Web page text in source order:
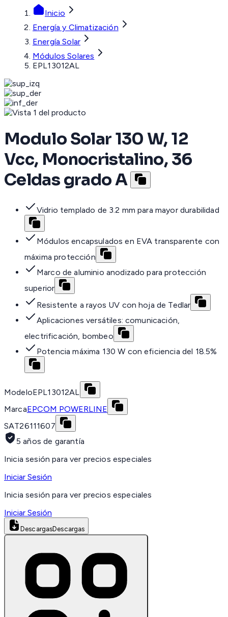
Inicio
Energía y Climatización
Energía Solar
Módulos Solares
EPL13012AL
Modulo Solar 130 W, 12
Vcc, Monocristalino, 36
Celdas grado A
Vidrio templado de 3.2 mm para mayor durabilidad
Módulos encapsulados en EVA transparente con
máxima protección
Marco de aluminio anodizado para protección
superior
Resistente a rayos UV con hoja de Tedlar
Aplicaciones versátiles: comunicación,
electrificación, bombeo
Potencia máxima 130 W con eficiencia del 18.5%
ModeloEPL13012AL
MarcaEPCOM POWERLINE
SAT26111607
5 años de garantía
Inicia sesión para ver precios especiales
Iniciar Sesión
Inicia sesión para ver precios especiales
Iniciar Sesión
DescargasDescargas